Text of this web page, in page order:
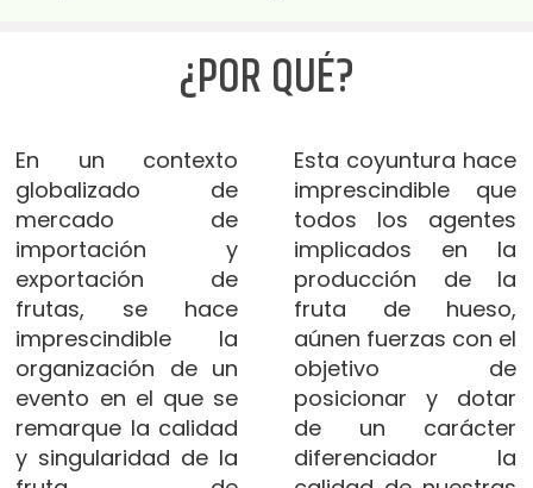
¿POR QUÉ?
En un contexto
globalizado de
mercado de
importación y
exportación de
frutas, se hace
imprescindible la
organización de un
evento en el que se
remarque la calidad
y singularidad de la
Esta coyuntura hace
imprescindible que
todos los agentes
implicados en la
producción de la
fruta de hueso,
aúnen fuerzas con el
objetivo de
posicionar y dotar
de un carácter
diferenciador la